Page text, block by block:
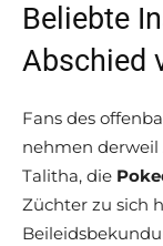
Beliebte
Abschied
Fans des
nehmen derweil
Talitha, die
Züchter zu sich